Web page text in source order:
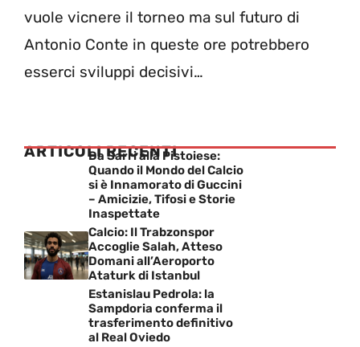
vuole vicnere il torneo ma sul futuro di
Antonio Conte in queste ore potrebbero
esserci sviluppi decisivi…
ARTICOLI RECENTI
Da Sarri alla Pistoiese:
Quando il Mondo del Calcio
si è Innamorato di Guccini
– Amicizie, Tifosi e Storie
Inaspettate
Calcio: Il Trabzonspor
Accoglie Salah, Atteso
Domani all’Aeroporto
Ataturk di Istanbul
Estanislau Pedrola: la
Sampdoria conferma il
trasferimento definitivo
al Real Oviedo